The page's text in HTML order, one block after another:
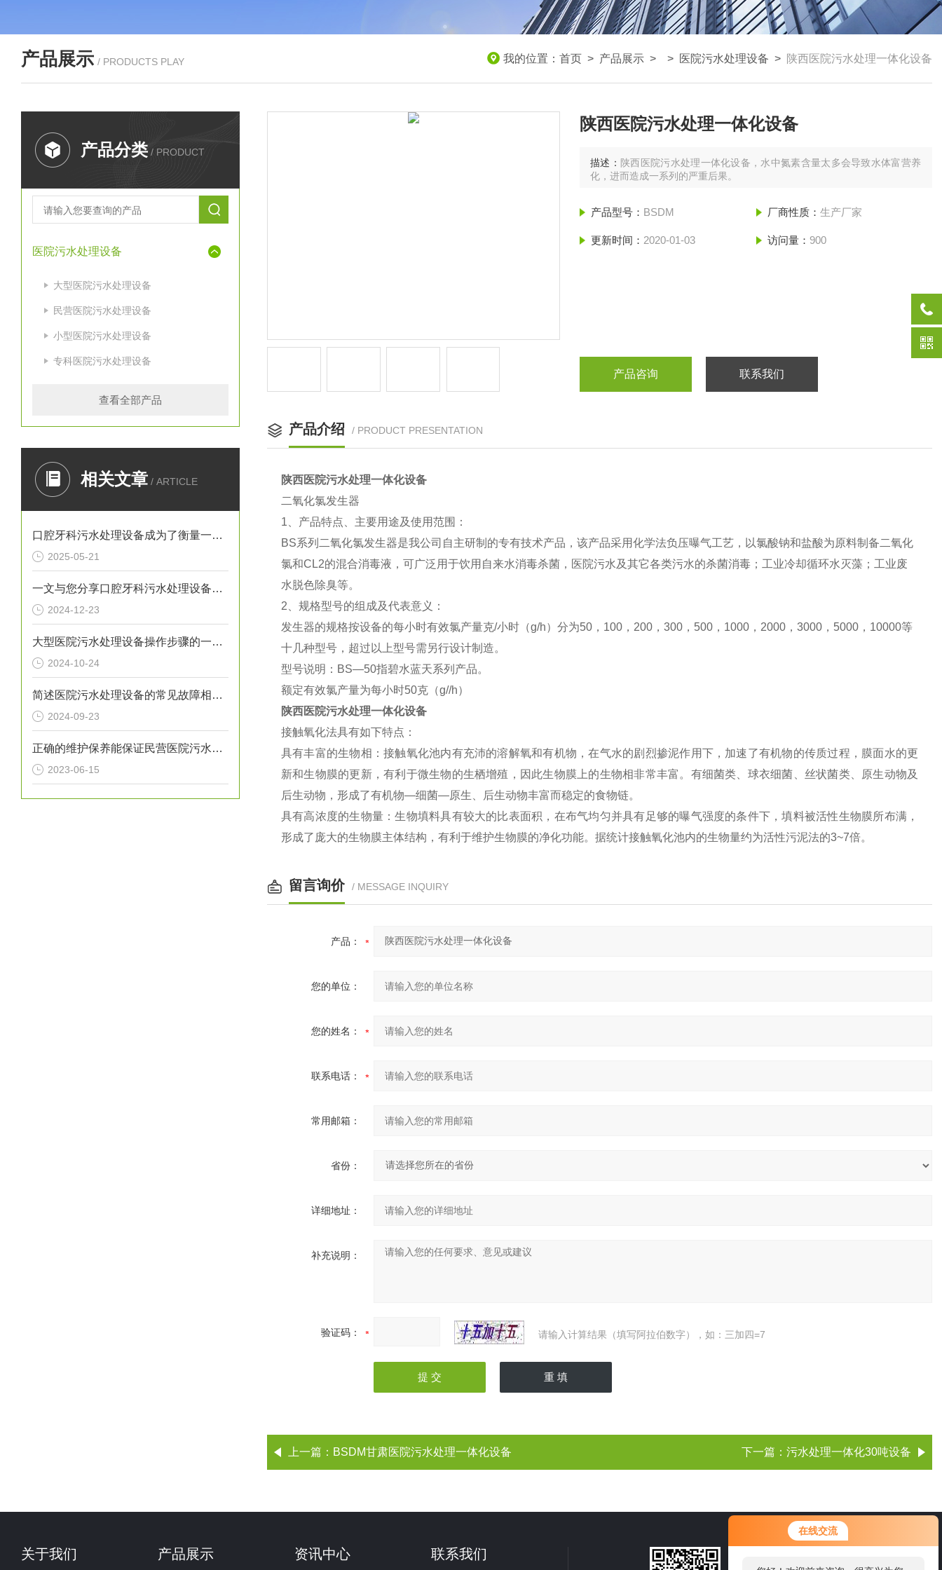
在线交流
您好！欢迎前来咨询，很高兴为您
服务，请问您要咨询什么问题呢？
产品展示 / PRODUCTS PLAY 我的位置： 首页 > 产品展示 > > 医院污水处理设备 > 陕西医院污水处理一体化设备
产品分类 / PRODUCT
医院污水处理设备
大型医院污水处理设备
民营医院污水处理设备
小型医院污水处理设备
专科医院污水处理设备
查看全部产品
相关文章 / ARTICLE
口腔牙科污水处理设备成为了衡量一家诊所是否负责任的重要标准
2025-05-21
一文与您分享口腔牙科污水处理设备的常见问题相应解决方法
2024-12-23
大型医院污水处理设备操作步骤的一般指南
2024-10-24
简述医院污水处理设备的常见故障相应解决方法
2024-09-23
正确的维护保养能保证民营医院污水处理设备正常运转
2023-06-15
陕西医院污水处理一体化设备
描述： 陕西医院污水处理一体化设备，水中氮素含量太多会导致水体富营养
化，进而造成一系列的严重后果。
产品型号： BSDM 厂商性质： 生产厂家
更新时间： 2020-01-03 访问量： 900
产品咨询 联系我们
产品介绍 / PRODUCT PRESENTATION
陕西医院污水处理一体化设备
二氧化氯发生器
1、产品特点、主要用途及使用范围：
BS系列二氧化氯发生器是我公司自主研制的专有技术产品，该产品采用化学法负压曝气工艺，以氯酸钠和盐酸为原料制备二氧化
氯和CL2的混合消毒液，可广泛用于饮用自来水消毒杀菌，医院污水及其它各类污水的杀菌消毒；工业冷却循环水灭藻；工业废
水脱色除臭等。
2、规格型号的组成及代表意义：
发生器的规格按设备的每小时有效氯产量克/小时（g/h）分为50，100，200，300，500，1000，2000，3000，5000，10000等
十几种型号，超过以上型号需另行设计制造。
型号说明：BS—50指碧水蓝天系列产品。
额定有效氯产量为每小时50克（g//h）
陕西医院污水处理一体化设备
接触氧化法具有如下特点：
具有丰富的生物相：接触氧化池内有充沛的溶解氧和有机物，在气水的剧烈掺泥作用下，加速了有机物的传质过程，膜面水的更
新和生物膜的更新，有利于微生物的生栖增殖，因此生物膜上的生物相非常丰富。有细菌类、球衣细菌、丝状菌类、原生动物及
后生动物，形成了有机物—细菌—原生、后生动物丰富而稳定的食物链。
具有高浓度的生物量：生物填料具有较大的比表面积，在布气均匀并具有足够的曝气强度的条件下，填料被活性生物膜所布满，
形成了庞大的生物膜主体结构，有利于维护生物膜的净化功能。据统计接触氧化池内的生物量约为活性污泥法的3~7倍。
留言询价 / MESSAGE INQUIRY
产品：
您的单位：
您的姓名：
联系电话：
常用邮箱：
省份：
详细地址：
补充说明：
验证码： 请输入计算结果（填写阿拉伯数字），如：三加四=7
上一篇： BSDM甘肃医院污水处理一体化设备 下一篇： 污水处理一体化30吨设备
关于我们 产品展示 资讯中心 联系我们 15105360218